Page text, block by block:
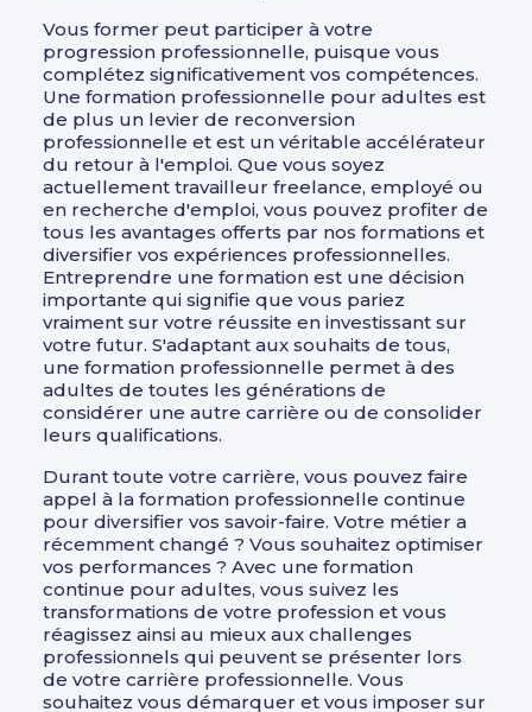
Vous former peut participer à votre
progression professionnelle, puisque vous
complétez significativement vos compétences.
Une formation professionnelle pour adultes est
de plus un levier de reconversion
professionnelle et est un véritable accélérateur
du retour à l'emploi. Que vous soyez
actuellement travailleur freelance, employé ou
en recherche d'emploi, vous pouvez profiter de
tous les avantages offerts par nos formations et
diversifier vos expériences professionnelles.
Entreprendre une formation est une décision
importante qui signifie que vous pariez
vraiment sur votre réussite en investissant sur
votre futur. S'adaptant aux souhaits de tous,
une formation professionnelle permet à des
adultes de toutes les générations de
considérer une autre carrière ou de consolider
leurs qualifications.
Durant toute votre carrière, vous pouvez faire
appel à la formation professionnelle continue
pour diversifier vos savoir-faire. Votre métier a
récemment changé ? Vous souhaitez optimiser
vos performances ? Avec une formation
continue pour adultes, vous suivez les
transformations de votre profession et vous
réagissez ainsi au mieux aux challenges
professionnels qui peuvent se présenter lors
de votre carrière professionnelle. Vous
souhaitez vous démarquer et vous imposer sur